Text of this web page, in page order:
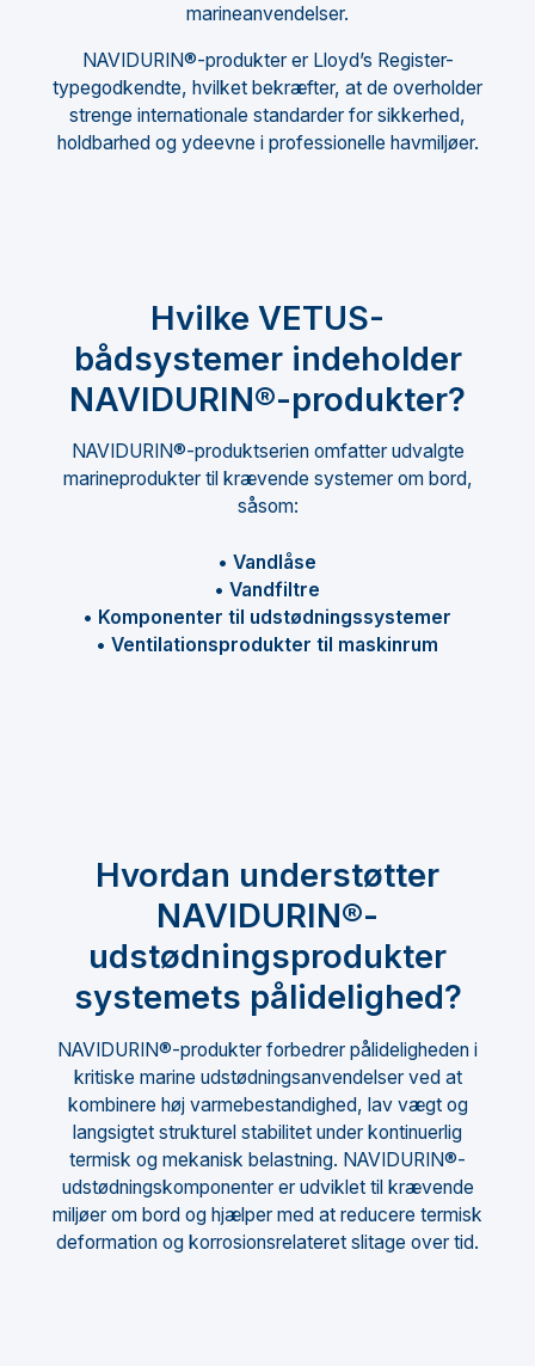
marineanvendelser.
NAVIDURIN®-produkter er Lloyd’s Register-
typegodkendte, hvilket bekræfter, at de overholder
strenge internationale standarder for sikkerhed,
holdbarhed og ydeevne i professionelle havmiljøer.
Hvilke VETUS-
bådsystemer indeholder
NAVIDURIN®-produkter?
NAVIDURIN®-produktserien omfatter udvalgte
marineprodukter til krævende systemer om bord,
såsom:
• Vandlåse
• Vandfiltre
• Komponenter til udstødningssystemer
• Ventilationsprodukter til maskinrum
Hvordan understøtter
NAVIDURIN®-
udstødningsprodukter
systemets pålidelighed?
NAVIDURIN®-produkter forbedrer pålideligheden i
kritiske marine udstødningsanvendelser ved at
kombinere høj varmebestandighed, lav vægt og
langsigtet strukturel stabilitet under kontinuerlig
termisk og mekanisk belastning. NAVIDURIN®-
udstødningskomponenter er udviklet til krævende
miljøer om bord og hjælper med at reducere termisk
deformation og korrosionsrelateret slitage over tid.